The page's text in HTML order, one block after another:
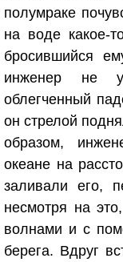
полумраке
на воде какое-
бросившийся
инженер не
облегченный
он стрелой
образом,
океане на
заливали его,
несмотря на
волнами и с
берега. Вдруг